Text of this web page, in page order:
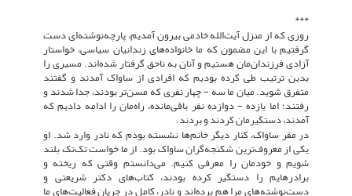
***
روزی که از منزل آیت‌الله خادمی بیرون آمدیم، پارچه‌نوشته‌ای دست
گرفتیم با این مضمون که ما خانواده‌های زندانیان سیاسی، خواستار
آزادی فرزندان‌مان هستیم و آنان به ناحق گرفتار شده‌اند. مسیری را
بدین ترتیب طی کرده بودیم که افرادی از ساواک آمدند و گفتند
متفرق شوید. میان ما سه - چهار نفری که مسن‌تر بودند، جدا شدند و
رفتند؛ اما یازده - دوازده نفر باقی‌مانده، راه‌مان را ادامه دادیم که
آمدند، دستگیرمان کردند و بردند.
در مقر ساواک، کنار دیگر خانم‌ها نشسته بودم که نادر وارد شد. او
یکی از معروف‌ترین شکنجه‌گران ساواک بود. از ما خواست تک‌تک بلند
شویم و خودمان را معرفی کنیم. می‌دانستم وقتی که ریخته و
برادرهایم را دستگیر کرده بودند، کتاب‌های دکتر شریعتی و
دست‌نوشته‌های مرا هم برده‌اند و نادر، کامل در جریان فعالیت‌های ما